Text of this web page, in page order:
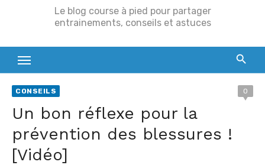
t
Le blog course à pied pour partager
entrainements, conseils et astuces
CONSEILS 0
Un bon réflexe pour la
prévention des blessures !
[Vidéo]